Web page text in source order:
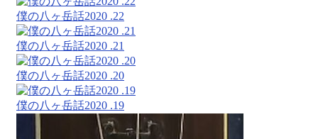
僕の八ヶ岳話2020 .22
僕の八ヶ岳話2020 .21
僕の八ヶ岳話2020 .20
僕の八ヶ岳話2020 .19